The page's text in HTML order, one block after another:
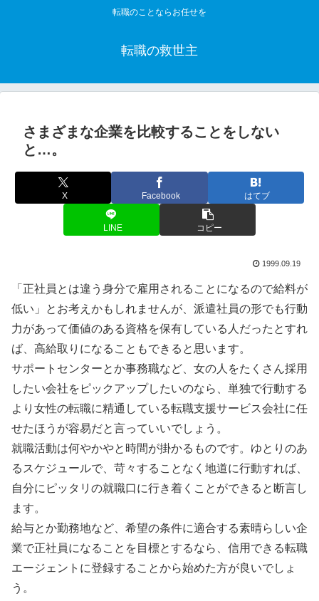
転職のことならお任せを
転職の救世主
さまざまな企業を比較することをしない
と…。
X Facebook はてブ
LINE コピー
1999.09.19
「正社員とは違う身分で雇用されることになるので給料が
低い」とお考えかもしれませんが、派遣社員の形でも行動
力があって価値のある資格を保有している人だったとすれ
ば、高給取りになることもできると思います。
サポートセンターとか事務職など、女の人をたくさん採用
したい会社をピックアップしたいのなら、単独で行動する
より女性の転職に精通している転職支援サービス会社に任
せたほうが容易だと言っていいでしょう。
就職活動は何やかやと時間が掛かるものです。ゆとりのあ
るスケジュールで、苛々することなく地道に行動すれば、
自分にピッタリの就職口に行き着くことができると断言し
ます。
給与とか勤務地など、希望の条件に適合する素晴らしい企
業で正社員になることを目標とするなら、信用できる転職
エージェントに登録することから始めた方が良いでしょ
う。